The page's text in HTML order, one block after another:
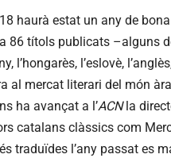
haurà estat un any de
86 títols publicats –alguns
l’hongarès, l’eslovè,
al mercat literari del món
ha avançat a l’ACNla
catalans clàssics com
traduïdes l’any passat es